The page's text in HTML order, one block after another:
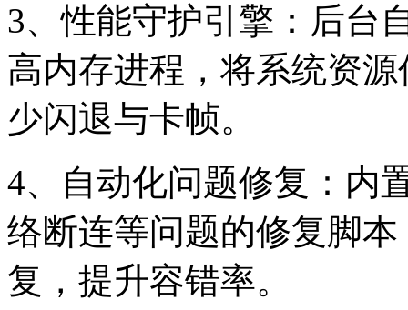
3、性能守护引擎：后台
高内存进程，将系统资
少闪退与卡帧。
4、自动化问题修复：内
络断连等问题的修复脚
复，提升容错率。